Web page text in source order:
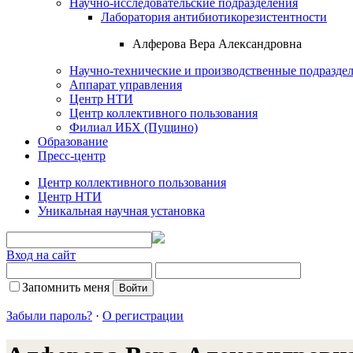
Лаборатория антибиотикорезистентности
Алферова Вера Александровна
Научно-технические и производственные
Аппарат управления
Центр НТИ
Центр коллективного пользования
Филиал ИБХ (Пущино)
Образование
Пресс-центр
Центр коллективного пользования
Центр НТИ
Уникальная научная установка
Вход на сайт
Запомнить меня
Забыли пароль? · О регистрации